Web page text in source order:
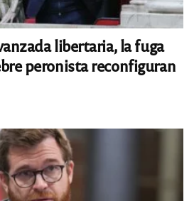
libertaria, la fuga
peronista reconfiguran